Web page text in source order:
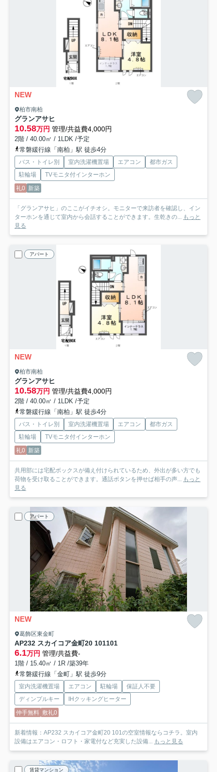
NEW
柏市南柏
グランアサヒ
10.58万円 管理/共益費4,000円
2階 / 40.00㎡ / 1LDK /予定
常磐緩行線「南柏」駅 徒歩4分
バス・トイレ別 室内洗濯機置場 エアコン
都市ガス
駐輪場
TVモニタ付インターホン
礼0 新築
「グランアサヒ」のここがイチオシ。モニターで来訪者を確認し、イン
ターホンを通じて室内から会話することができます。生乾きの... もっと
見る
アパート
NEW
柏市南柏
グランアサヒ
10.58万円 管理/共益費4,000円
2階 / 40.00㎡ / 1LDK /予定
常磐緩行線「南柏」駅 徒歩4分
バス・トイレ別 室内洗濯機置場 エアコン
都市ガス
駐輪場
TVモニタ付インターホン
礼0 新築
共用部には宅配ボックスが備え付けられているため、外出が多い方でも
荷物を受け取ることができます。通話ボタンを押せば相手の声... もっと
見る
アパート
NEW
葛飾区東金町
AP232 スカイコア金町20 101101
6.1万円 管理/共益費-
1階 / 15.40㎡ / 1R /築39年
常磐緩行線「金町」駅 徒歩9分
室内洗濯機置場 エアコン 駐輪場
保証人不要
ディンプルキー
IHクッキングヒーター
仲手無料 敷礼0
新着情報：AP232 スカイコア金町20 101の空室情報ならコチラ。室内
設備はエアコン・ロフト・家電付など充実した設備... もっと見る
賃貸マンション